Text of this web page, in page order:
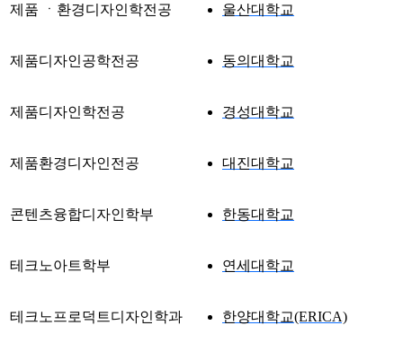
제품 ㆍ환경디자인학전공 울산대학교
제품디자인공학전공 동의대학교
제품디자인학전공 경성대학교
제품환경디자인전공 대진대학교
콘텐츠융합디자인학부 한동대학교
테크노아트학부 연세대학교
테크노프로덕트디자인학과 한양대학교(ERICA)